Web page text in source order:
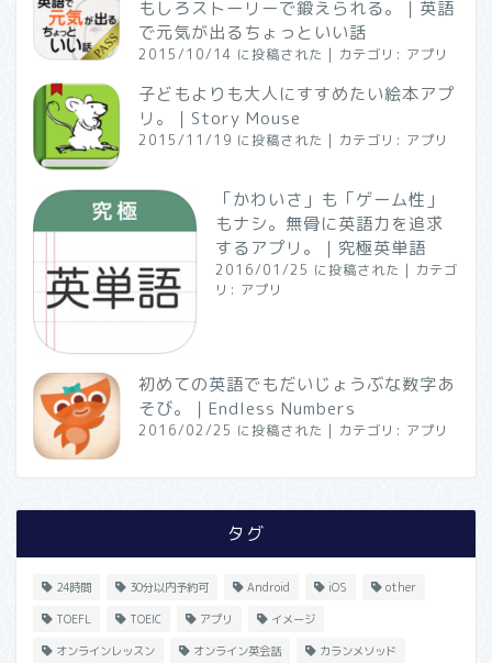
もしろストーリーで鍛えられる。｜英語
で元気が出るちょっといい話
2015/10/14 に投稿された | カテゴリ: アプリ
子どもよりも大人にすすめたい絵本アプ
リ。｜Story Mouse
2015/11/19 に投稿された | カテゴリ: アプリ
「かわいさ」も「ゲーム性」
もナシ。無骨に英語力を追求
するアプリ。｜究極英単語
2016/01/25 に投稿された | カテゴ
リ: アプリ
初めての英語でもだいじょうぶな数字あ
そび。｜Endless Numbers
2016/02/25 に投稿された | カテゴリ: アプリ
タグ
24時間 30分以内予約可 Android iOS other
TOEFL TOEIC アプリ イメージ
オンラインレッスン オンライン英会話 カランメソッド